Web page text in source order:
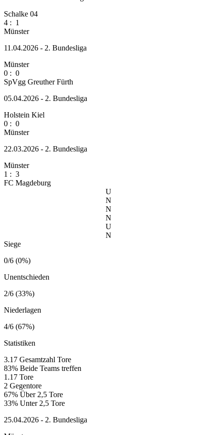
Schalke 04
4 : 1
Münster
11.04.2026 - 2. Bundesliga
Münster
0 : 0
SpVgg Greuther Fürth
05.04.2026 - 2. Bundesliga
Holstein Kiel
0 : 0
Münster
22.03.2026 - 2. Bundesliga
Münster
1 : 3
FC Magdeburg
U
N
N
N
U
N
Siege
0/6 (0%)
Unentschieden
2/6 (33%)
Niederlagen
4/6 (67%)
Statistiken
3.17 Gesamtzahl Tore
83% Beide Teams treffen
1.17 Tore
2 Gegentore
67% Über 2,5 Tore
33% Unter 2,5 Tore
25.04.2026 - 2. Bundesliga